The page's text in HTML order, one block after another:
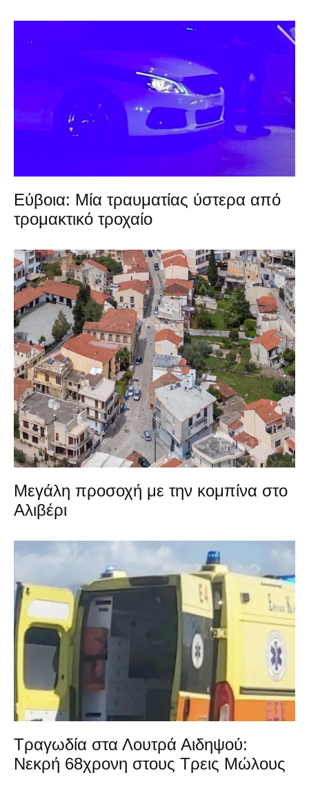
Εύβοια: Μία τραυματίας ύστερα από
τρομακτικό τροχαίο
Μεγάλη προσοχή με την κομπίνα στο
Αλιβέρι
Τραγωδία στα Λουτρά Αιδηψού:
Νεκρή 68χρονη στους Τρεις Μώλους